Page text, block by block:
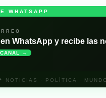
WHATSAPP
WhatsApp y recibe las
→
NOTICIAS · POLÍTICA ·